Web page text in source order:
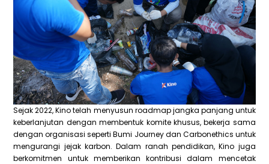
Sejak 2022, Kino telah menyusun roadmap jangka panjang untuk
keberlanjutan dengan membentuk komite khusus, bekerja sama
dengan organisasi seperti Bumi Journey dan Carbonethics untuk
mengurangi jejak karbon. Dalam ranah pendidikan, Kino juga
berkomitmen untuk memberikan kontribusi dalam mencetak